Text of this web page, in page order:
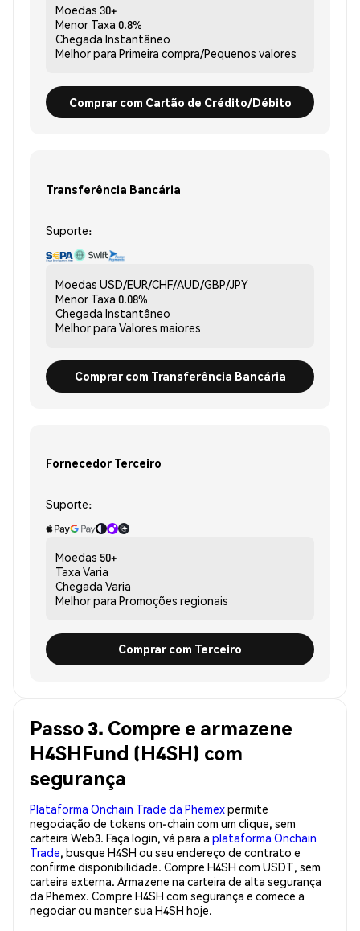
Moedas 30+
Menor Taxa 0.8%
Chegada Instantâneo
Melhor para Primeira compra/Pequenos valores
Comprar com Cartão de Crédito/Débito
Transferência Bancária
Suporte:
Moedas USD/EUR/CHF/AUD/GBP/JPY
Menor Taxa 0.08%
Chegada Instantâneo
Melhor para Valores maiores
Comprar com Transferência Bancária
Fornecedor Terceiro
Suporte:
Moedas 50+
Taxa Varia
Chegada Varia
Melhor para Promoções regionais
Comprar com Terceiro
Passo 3. Compre e armazene
H4SHFund (H4SH) com
segurança
Plataforma Onchain Trade da Phemexpermite
negociação de tokens on-chain com um clique, sem
carteira Web3. Faça login, vá para a plataforma Onchain
Trade, busque H4SH ou seu endereço de contrato e
confirme disponibilidade. Compre H4SH com USDT, sem
carteira externa. Armazene na carteira de alta segurança
da Phemex. Compre H4SH com segurança e comece a
negociar ou manter sua H4SH hoje.